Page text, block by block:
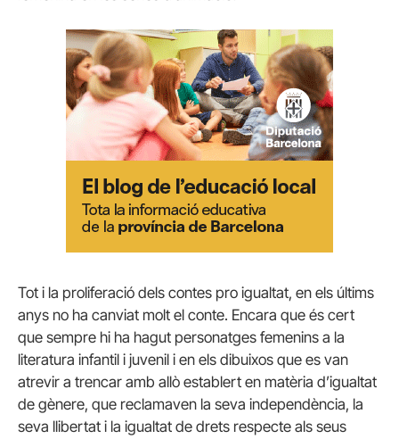
Tot i la proliferació dels contes pro igualtat, en els últims
anys no ha canviat molt el conte. Encara que és cert
que sempre hi ha hagut personatges femenins a la
literatura infantil i juvenil i en els dibuixos que es van
atrevir a trencar amb allò establert en matèria d’igualtat
de gènere, que reclamaven la seva independència, la
seva llibertat i la igualtat de drets respecte als seus